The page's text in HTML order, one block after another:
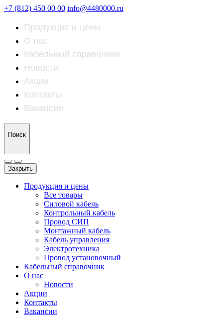
+7 (812) 450 00 00 info@4480000.ru
Продукция и цены
О нас
Кабельный справочник
Новости
Акции
Контакты
Вакансии
Поиск
Закрыть
Продукция и цены
Все товары
Силовой кабель
Контрольный кабель
Провод СИП
Монтажный кабель
Кабель управления
Электротехника
Провод установочный
Кабельный справочник
О нас
Новости
Акции
Контакты
Вакансии